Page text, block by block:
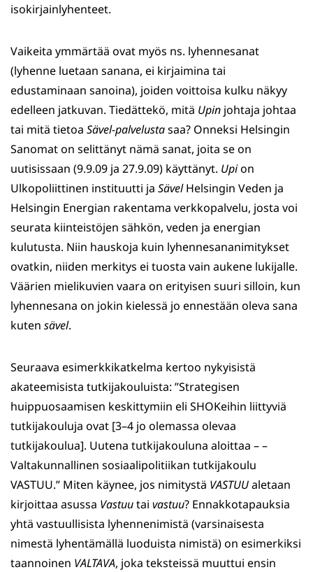
isokirjainlyhenteet.
Vaikeita ymmärtää ovat myös ns. lyhennesanat
(lyhenne luetaan sanana, ei kirjaimina tai
edustaminaan sanoina), joiden voittoisa kulku näkyy
edelleen jatkuvan. Tiedättekö, mitä Upin johtaja johtaa
tai mitä tietoa Sävel-palvelustasaa? Onneksi Helsingin
Sanomat on selittänyt nämä sanat, joita se on
uutisissaan (9.9.09 ja 27.9.09) käyttänyt. Upion
Ulkopoliittinen instituutti ja SävelHelsingin Veden ja
Helsingin Energian rakentama verkkopalvelu, josta voi
seurata kiinteistöjen sähkön, veden ja energian
kulutusta. Niin hauskoja kuin lyhennesananimitykset
ovatkin, niiden merkitys ei tuosta vain aukene lukijalle.
Väärien mielikuvien vaara on erityisen suuri silloin, kun
lyhennesana on jokin kielessä jo ennestään oleva sana
kuten sävel.
Seuraava esimerkkikatkelma kertoo nykyisistä
akateemisista tutkijakouluista: ”Strategisen
huippuosaamisen keskittymiin eli SHOKeihin liittyviä
tutkijakouluja ovat [3–4 jo olemassa olevaa
tutkijakoulua]. Uutena tutkijakouluna aloittaa – –
Valtakunnallinen sosiaalipolitiikan tutkijakoulu
VASTUU.” Miten käynee, jos nimitystä VASTUUaletaan
kirjoittaa asussa Vastuutai vastuu? Ennakkotapauksia
yhtä vastuullisista lyhennenimistä (varsinaisesta
nimestä lyhentämällä luoduista nimistä) on esimerkiksi
taannoinen VALTAVA, joka teksteissä muuttui ensin